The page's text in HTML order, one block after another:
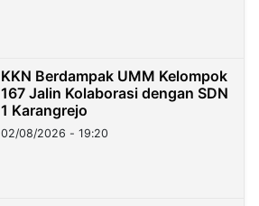
KKN Berdampak UMM Kelompok
167 Jalin Kolaborasi dengan SDN
1 Karangrejo
02/08/2026 - 19:20